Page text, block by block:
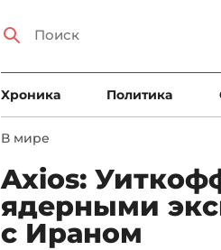
Xроника Политика
В мире
Axios:
ядерными
с Ираном